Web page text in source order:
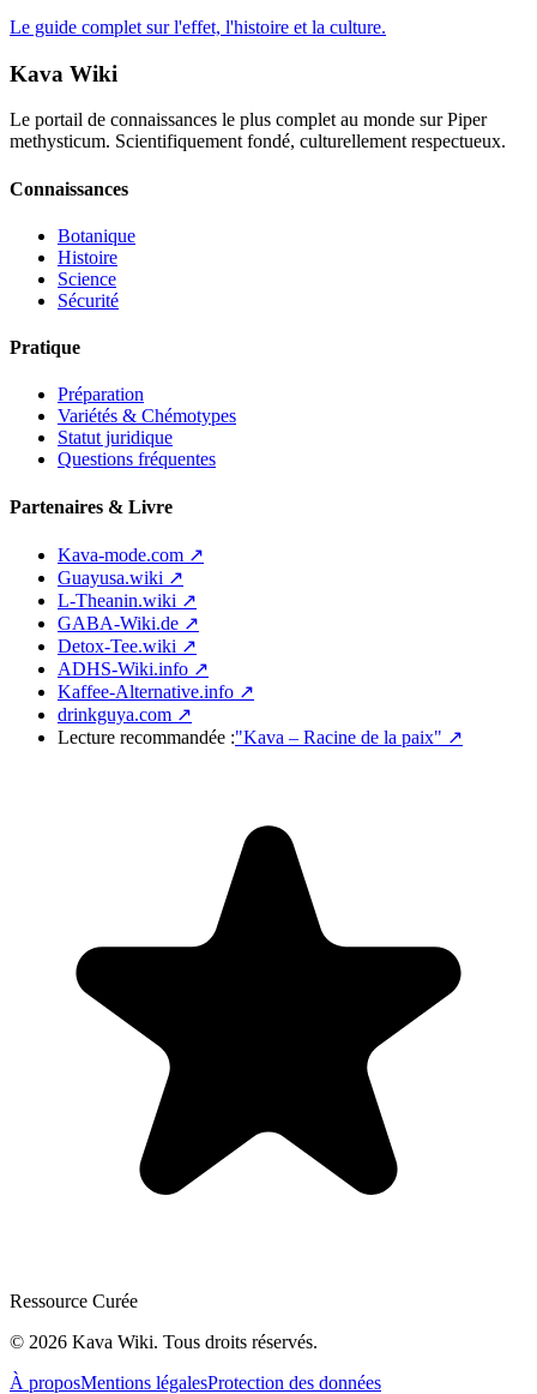
Le guide complet sur l'effet, l'histoire et la culture.
Kava Wiki
Le portail de connaissances le plus complet au monde sur Piper
methysticum. Scientifiquement fondé, culturellement respectueux.
Connaissances
Botanique
Histoire
Science
Sécurité
Pratique
Préparation
Variétés & Chémotypes
Statut juridique
Questions fréquentes
Partenaires & Livre
Kava-mode.com ↗
Guayusa.wiki ↗
L-Theanin.wiki ↗
GABA-Wiki.de ↗
Detox-Tee.wiki ↗
ADHS-Wiki.info ↗
Kaffee-Alternative.info ↗
drinkguya.com ↗
Lecture recommandée :"Kava – Racine de la paix" ↗
Ressource Curée
© 2026 Kava Wiki. Tous droits réservés.
À proposMentions légalesProtection des données